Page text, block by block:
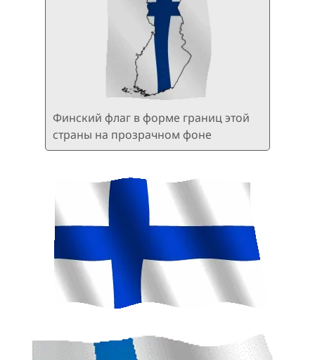
Финский флаг в форме границ этой
страны на прозрачном фоне